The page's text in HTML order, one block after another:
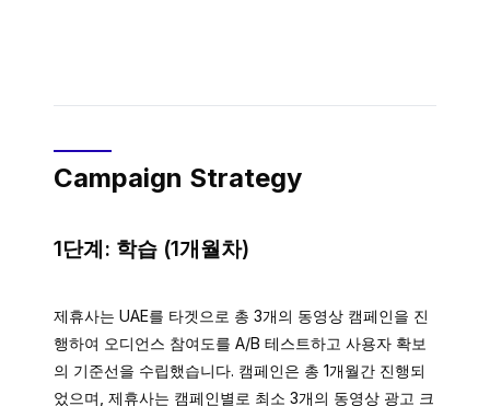
Campaign Strategy
1단계: 학습 (1개월차)
제휴사는 UAE를 타겟으로 총 3개의 동영상 캠페인을 진
행하여 오디언스 참여도를 A/B 테스트하고 사용자 확보
의 기준선을 수립했습니다. 캠페인은 총 1개월간 진행되
었으며, 제휴사는 캠페인별로 최소 3개의 동영상 광고 크